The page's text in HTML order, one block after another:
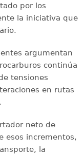
por los
la iniciativa que
argumentan
continúa
tensiones
en rutas
neto de
esos incrementos,
la